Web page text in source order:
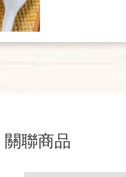
關聯商品